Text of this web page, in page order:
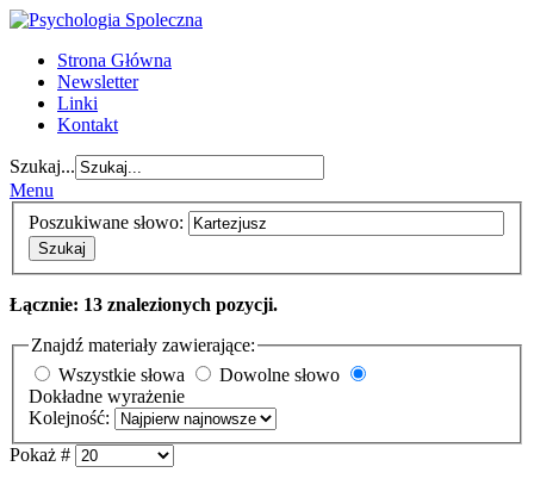
Strona Główna
Newsletter
Linki
Kontakt
Szukaj...
Menu
Poszukiwane słowo:
Szukaj
Łącznie: 13 znalezionych pozycji.
Znajdź materiały zawierające:
Wszystkie słowa
Dowolne słowo
Dokładne wyrażenie
Kolejność:
Pokaż #